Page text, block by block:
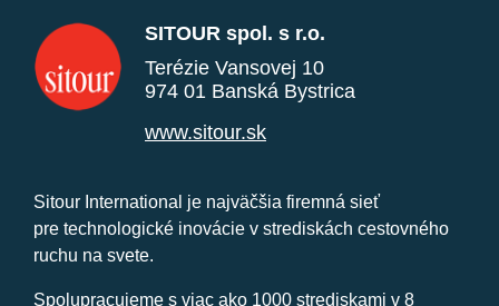
SITOUR spol. s r.o.
Terézie Vansovej 10
974 01 Banská Bystrica
www.sitour.sk
Sitour International je najväčšia firemná sieť
pre technologické inovácie v strediskách cestovného
ruchu na svete.
Spolupracujeme s viac ako 1000 strediskami v 8